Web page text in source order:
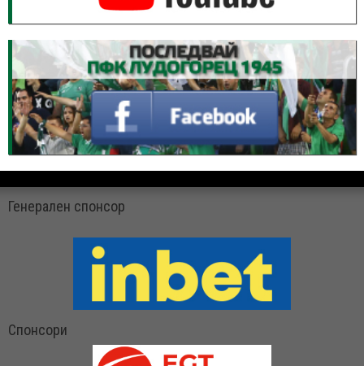
Генерален спонсор
Спонсори